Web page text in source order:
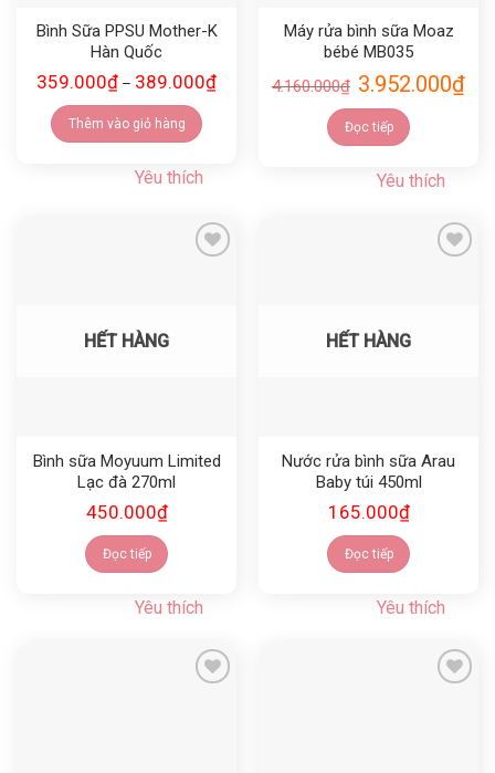
Bình Sữa PPSU Mother-K
Hàn Quốc
359.000₫ – 389.000₫
Thêm vào giỏ hàng
Yêu thích
Máy rửa bình sữa Moaz
bébé MB035
4.160.000₫ 3.952.000₫
Đọc tiếp
Yêu thích
HẾT HÀNG
Bình sữa Moyuum Limited
Lạc đà 270ml
450.000₫
Đọc tiếp
Yêu thích
HẾT HÀNG
Nước rửa bình sữa Arau
Baby túi 450ml
165.000₫
Đọc tiếp
Yêu thích